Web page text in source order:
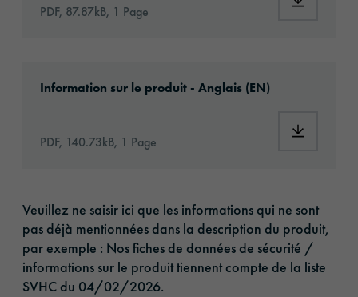
PDF, 87.87kB, 1 Page
Information sur le produit - Anglais (EN)
PDF, 140.73kB, 1 Page
Veuillez ne saisir ici que les informations qui ne sont
pas déjà mentionnées dans la description du produit,
par exemple : Nos fiches de données de sécurité /
informations sur le produit tiennent compte de la liste
SVHC du 04/02/2026.